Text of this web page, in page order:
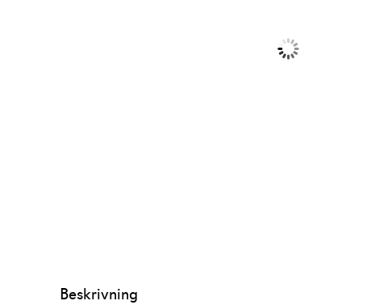
Beskrivning